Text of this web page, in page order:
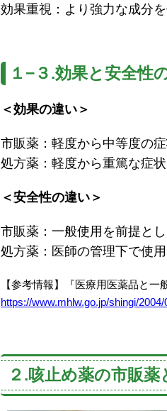
効果重視：より強力な成分
１−３.効果と安全性
＜効果の違い＞
市販薬：軽度から中等度の
処方薬：軽度から重篤な症
＜安全性の違い＞
市販薬：一般使用を前提と
処方薬：医師の管理下で使
【参考情報】『医療用医薬品と
https://www.mhlw.go.jp/shingi/
２.咳止め薬の市販